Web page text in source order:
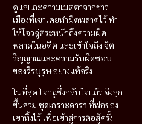
ดูแลและความเมตตาจากชาว
เมืองที่เขาเคยทำผิดพลาดไว้ ทำ
ให้โจวฉู่ตระหนักถึงความผิด
พลาดในอดีต และเข้าใจถึง จิต
วิญญาณและความรับผิดชอบ
ของวีรบุรุษอย่างแท้จริง
ในที่สุด โจวฉู่ซึ่งกลับใจแล้ว จึงลุก
ขึ้นสวม ชุดเกราะดารา ที่พ่อของ
เขาทิ้งไว้ เพื่อเข้าสู่การต่อสู้ครั้ง